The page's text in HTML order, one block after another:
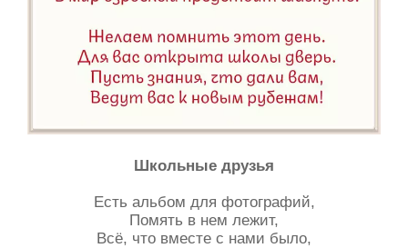
Школьные друзья
Есть альбом для фотографий,
Помять в нем лежит,
Всё, что вместе с нами было,